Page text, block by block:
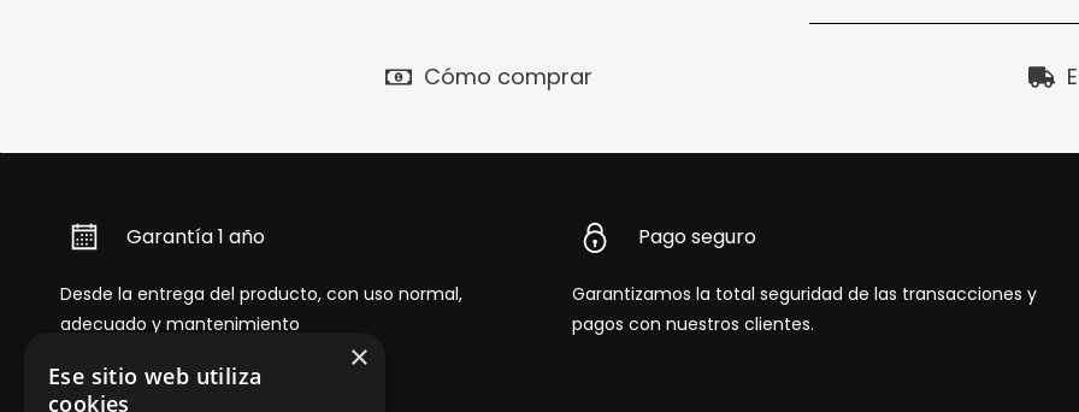
Cómo comprar
Garantía 1 año
Desde la entrega del producto, con uso normal,
adecuado y mantenimiento
Pago seguro
Garantizamos la total seguridad de las transacciones y
pagos con nuestros clientes.
×
Ese sitio web utiliza
cookies